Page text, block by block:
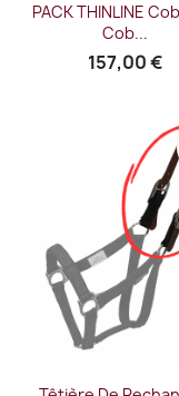
PACK THINLINE
Cob...
157,00 €